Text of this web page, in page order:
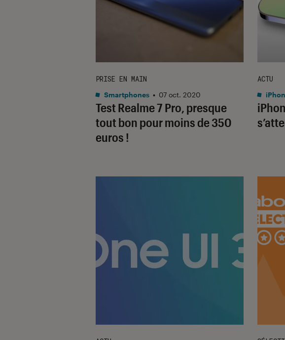
Test Realme 7 Pro, presque
tout bon pour moins de 350
euros !
PRISE EN MAIN
Smartphones • 07 oct. 2020
ACTU